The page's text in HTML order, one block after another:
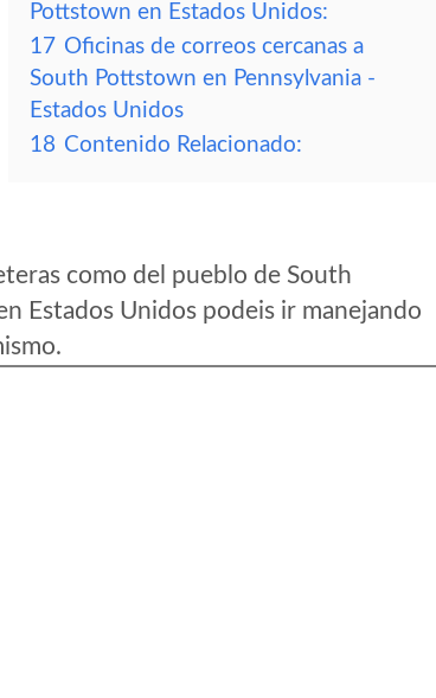
Pottstown en Estados Unidos:
17 Oficinas de correos cercanas a
South Pottstown en Pennsylvania -
Estados Unidos
18 Contenido Relacionado:
como del pueblo de South
Estados Unidos podeis ir manejando